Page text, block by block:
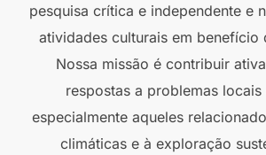
pesquisa crítica e independente e
atividades culturais em benefício
Nossa missão é contribuir
respostas a problemas locais
especialmente aqueles
climáticas e à exploração